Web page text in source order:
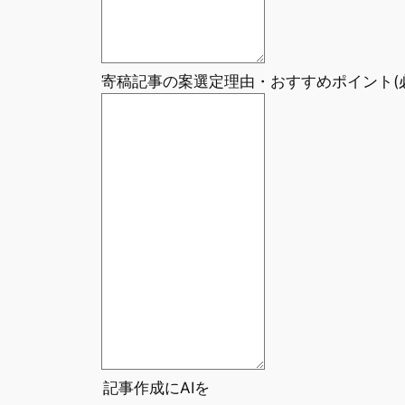
寄稿記事の案選定理由・おすすめポイント (
記事作成にAIを